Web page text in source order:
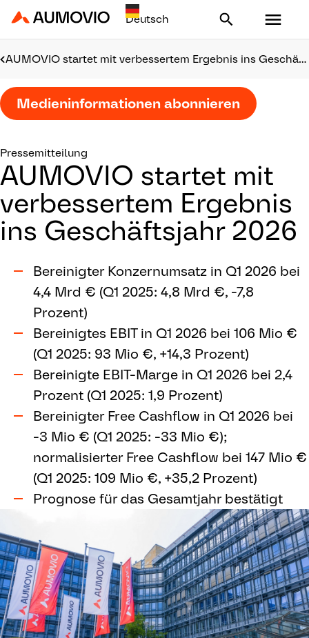
Aumovio - Homepage
AUMOVIO startet mit verbessertem Ergebnis ins Geschäftsjahr 2026
Medieninformationen abonnieren
Pressemitteilung
AUMOVIO startet mit
verbessertem Ergebnis
ins Geschäftsjahr 2026
Bereinigter Konzernumsatz in Q1 2026 bei
4,4 Mrd € (Q1 2025: 4,8 Mrd €, -7,8
Prozent)
Bereinigtes EBIT in Q1 2026 bei 106 Mio €
(Q1 2025: 93 Mio €, +14,3 Prozent)
Bereinigte EBIT-Marge in Q1 2026 bei 2,4
Prozent (Q1 2025: 1,9 Prozent)
Bereinigter Free Cashflow in Q1 2026 bei
-3 Mio € (Q1 2025: -33 Mio €);
normalisierter Free Cashflow bei 147 Mio €
(Q1 2025: 109 Mio €, +35,2 Prozent)
Prognose für das Gesamtjahr bestätigt